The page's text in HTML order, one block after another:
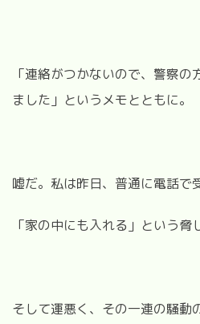
「連絡がつかないので、警察
ました」というメモとともに。
嘘だ。私は昨日、普通に電話で
「家の中にも入れる」という脅
そして運悪く、その一連の騒動